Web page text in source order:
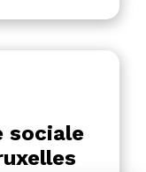
sociale